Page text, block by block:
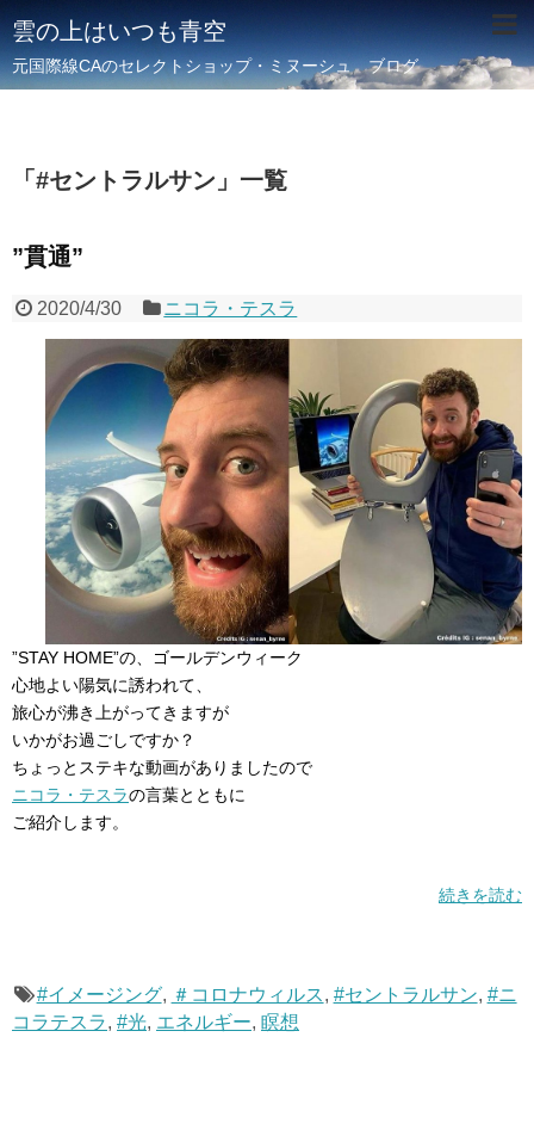
雲の上はいつも青空
元国際線CAのセレクトショップ・ミヌーシュ ブログ
「 #セントラルサン 」 一覧
”貫通”
2020/4/30 ニコラ・テスラ
”STAY HOME”の、ゴールデンウィーク
心地よい陽気に誘われて、
旅心が沸き上がってきますが
いかがお過ごしですか？
ちょっとステキな動画がありましたので
ニコラ・テスラの言葉とともに
ご紹介します。
続きを読む
#イメージング, ＃コロナウィルス, #セントラルサン, #ニ
コラテスラ, #光, エネルギー, 瞑想